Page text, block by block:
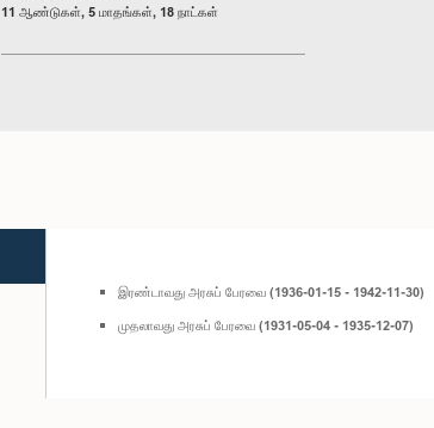
11 ஆண்டுகள், 5 மாதங்கள், 18 நாட்கள்
இரண்டாவது அரசுப் பேரவை (1936-01-15 - 1942-11-30)
முதலாவது அரசுப் பேரவை (1931-05-04 - 1935-12-07)